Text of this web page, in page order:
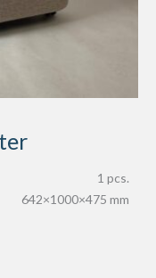
1 pcs.
642×1000×475 mm